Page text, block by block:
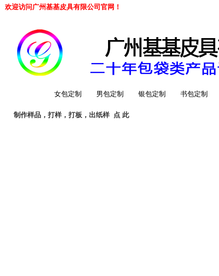
欢迎访问广州基基皮具有限公司官网！
女包定制 男包定制 银包定制 书包定制
工厂简介
制作样品，打样，打板，出纸样 点 此